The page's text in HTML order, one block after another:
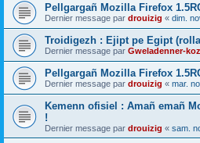
Pellgargañ Mozilla Firefox
Dernier message par drouizig « dim.
Troidigezh : Ejipt pe Egipt
Dernier message par Gweladenner-
Pellgargañ Mozilla Firefox
Dernier message par drouizig « mar.
Kemenn ofisiel : Amañ emañ
!
Dernier message par drouizig « sam.